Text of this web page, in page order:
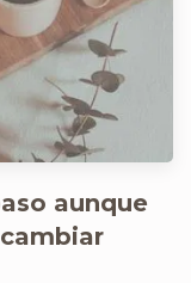
aunque